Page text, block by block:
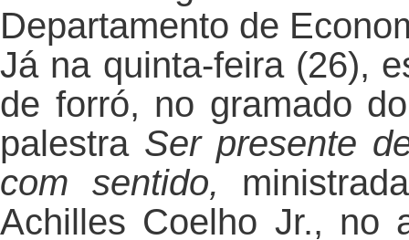
Departamento de
Já na quinta-feira (26),
de forró, no gramado
palestra Ser presente
com sentido,
Achilles Coelho Jr., no